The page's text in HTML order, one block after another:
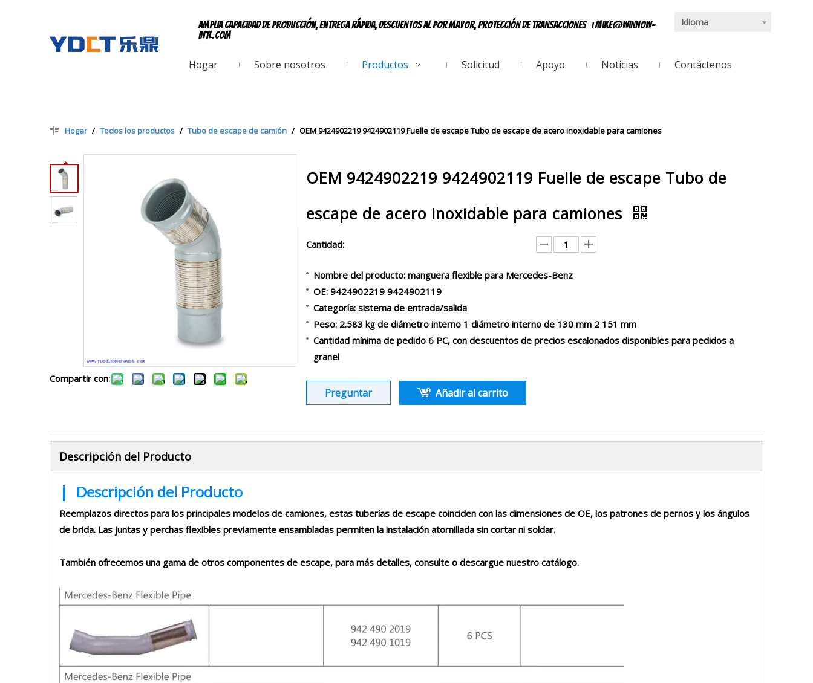
Amplia capacidad de producción, entrega rápida, descuentos al por mayor, protección de transacciones :mike@winnow-
intl.com
Idioma
Hogar Sobre nosotros Productos Solicitud Apoyo Noticias Contáctenos
Hogar / Todos los productos / Tubo de escape de camión / OEM 9424902219 9424902119 Fuelle de escape Tubo de escape de acero inoxidable para camiones
Compartir con:
OEM 9424902219 9424902119 Fuelle de escape Tubo de
escape de acero inoxidable para camiones
Cantidad:
Nombre del producto: manguera flexible para Mercedes-Benz
OE: 9424902219 9424902119
Categoría: sistema de entrada/salida
Peso: 2.583 kg de diámetro interno 1 diámetro interno de 130 mm 2 151 mm
Cantidad mínima de pedido 6 PC, con descuentos de precios escalonados disponibles para pedidos a
granel
Preguntar Añadir al carrito
Descripción del Producto
| Descripción del Producto
Reemplazos directos para los principales modelos de camiones, estas tuberías de escape coinciden con las dimensiones de OE, los patrones de pernos y los ángulos
de brida. Las juntas y perchas flexibles previamente ensambladas permiten la instalación atornillada sin cortar ni soldar.
También ofrecemos una gama de otros componentes de escape, para más detalles, consulte o descargue nuestro catálogo.